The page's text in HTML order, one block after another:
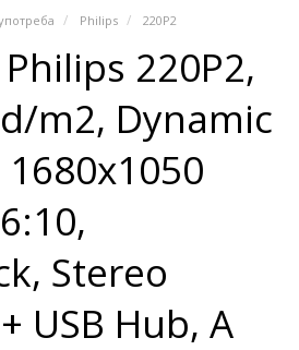
Philips 220P2
220P2,
m2, Dynamic
Stereo
USB Hub, А